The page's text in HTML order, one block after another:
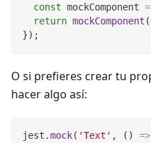
const mockComponent =
return mockComponent (
}) ;
O si prefieres crear tu
hacer algo así:
jest .mock( 'Text' , ( ) =>